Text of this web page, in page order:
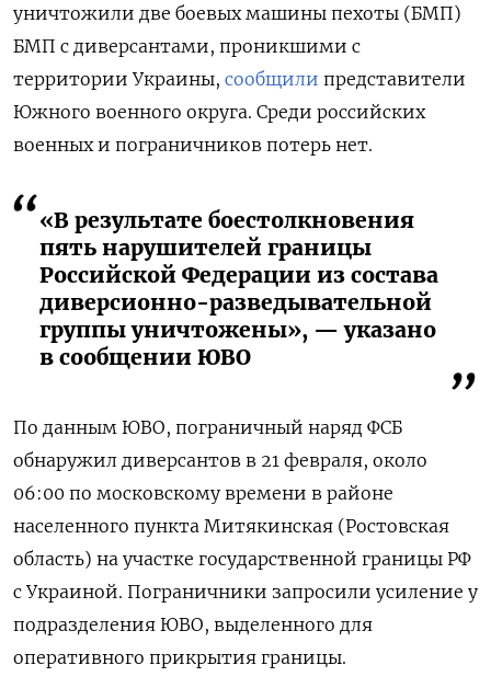
уничтожили две боевых машины пехоты (БМП)
БМП с диверсантами, проникшими с
территории Украины, сообщили представители
Южного военного округа. Среди российских
военных и пограничников потерь нет.
«В результате боестолкновения
пять нарушителей границы
Российской Федерации из состава
диверсионно-разведывательной
группы уничтожены», — указано
в сообщении ЮВО
По данным ЮВО, пограничный наряд ФСБ
обнаружил диверсантов в 21 февраля, около
06:00 по московскому времени в районе
населенного пункта Митякинская (Ростовская
область) на участке государственной границы РФ
с Украиной. Пограничники запросили усиление у
подразделения ЮВО, выделенного для
оперативного прикрытия границы.